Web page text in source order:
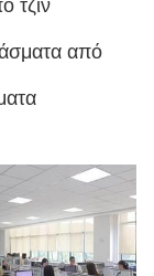
τζιν
από